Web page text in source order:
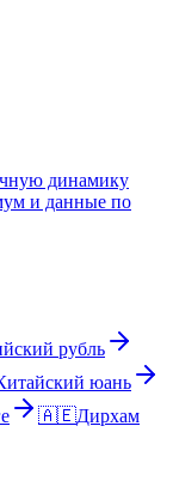
динамику
и данные по
рубль
юань
🇦🇪Дирхам